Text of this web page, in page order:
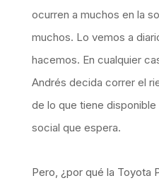
ocurren a muchos en la
muchos. Lo vemos a
hacemos. En cualquier
Andrés decida correr el
de lo que tiene
social que espera.
Pero, ¿por qué la Toyota